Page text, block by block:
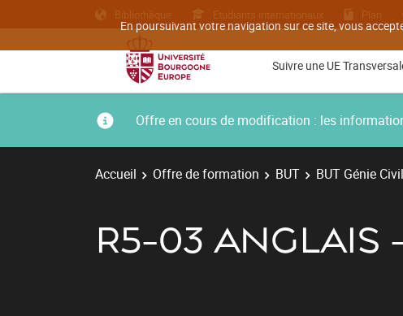
En poursuivant votre navigation sur ce site, vous
Bibliothèque Etudiants internationaux Plan
Suivre une UE
Offre en cours de modification : les
Accueil Offre de formation BUT BUT Génie
R5-03 ANGLAIS